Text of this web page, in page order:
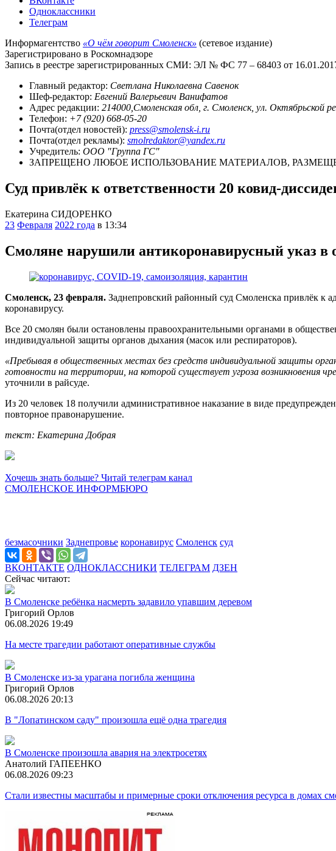
Одноклассники
Телеграм
Информагентство «О чём говорит Смоленск» (сетевое издание)
Зарегистрировано в Роскомнадзоре
Запись в реестре зарегистрированных СМИ: ЭЛ № ФС 77 – 68403 от
Главный редактор: Светлана Николаевна Савенок
Шеф-редактор: Евгений Валерьевич Ванифатов
Адрес редакции: 214000,Смоленская обл, г. Смоленск, ул. Октябрьской
Телефон: +7 (920) 668-05-20
Почта(отдел новостей): press@smolensk-i.ru
Почта(отдел рекламы): smolredaktor@yandex.ru
Учредитель: ООО "Группа ГС"
ЗАПРЕЩЕНО ЛЮБОЕ ИСПОЛЬЗОВАНИЕ МАТЕРИАЛОВ,
Суд привлёк к ответственности 20 ковид-
Екатерина СИДОРЕНКО
23 Февраля 2022 года в 13:34
Смоляне нарушили антикоронавирусный указ в
Смоленск, 23 февраля. Заднепровский районный суд Смоленска привлёк к
коронавирусу.
Все 20 смолян были остановлены правоохранительными органами в
индивидуальной защиты органов дыхания (масок или респираторов).
«Пребывая в общественных местах без средств индивидуальной защиты
готовности на территории, на которой существует угроза возникновения
уточнили в райсуде.
Из 20 человек 18 получили административное наказание в виде
повторное правонарушение.
текст: Екатерина Добрая
Хочешь знать больше? Читай телеграм канал
СМОЛЕНСКОЕ ИНФОРМБЮРО
безмасочники Заднепровье коронавирус Смоленск суд
ВКОНТАКТЕ ОДНОКЛАССНИКИ ТЕЛЕГРАМ ДЗЕН
Сейчас читают:
В Смоленске ребёнка насмерть задавило упавшим деревом
Григорий Орлов
06.08.2026 19:49
На месте трагедии работают оперативные службы
В Смоленске из-за урагана погибла женщина
Григорий Орлов
06.08.2026 20:13
В "Лопатинском саду" произошла ещё одна трагедия
В Смоленске произошла авария на электросетях
Анатолий ГАПЕЕНКО
06.08.2026 09:23
Стали известны масштабы и примерные сроки отключения ресурса в домах